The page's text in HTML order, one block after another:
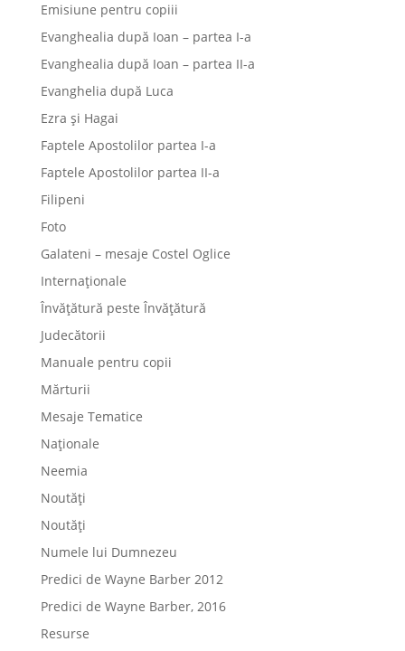
Emisiune pentru copiii
Evanghealia după Ioan – partea I-a
Evanghealia după Ioan – partea II-a
Evanghelia după Luca
Ezra și Hagai
Faptele Apostolilor partea I-a
Faptele Apostolilor partea II-a
Filipeni
Foto
Galateni – mesaje Costel Oglice
Internaționale
Învățătură peste Învățătură
Judecătorii
Manuale pentru copii
Mărturii
Mesaje Tematice
Naționale
Neemia
Noutăți
Noutăți
Numele lui Dumnezeu
Predici de Wayne Barber 2012
Predici de Wayne Barber, 2016
Resurse